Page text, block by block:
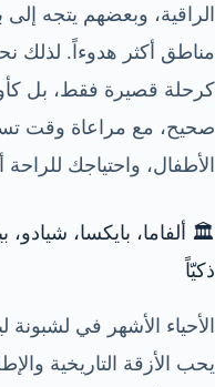
الراقية، وبعضهم يتجه
مناطق أكثر هدوءاً. لذلك
كرحلة قصيرة فقط، بل
صحيح، مع مراعاة وقت
الأطفال، واحتياجك للراحة
🏛️ ألفاما، بايكسا، شيادو،
ذكيّاً
الأحياء الأشهر في
يحب الأزقة التاريخية